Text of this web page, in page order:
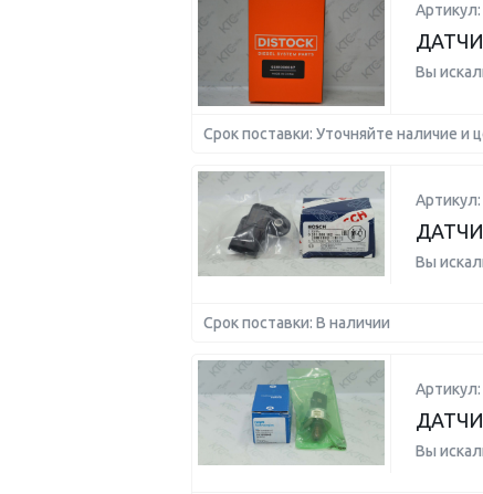
Артикул:
Вы
Срок поставки: Уточняйте наличие и
Артикул:
Вы
Срок поставки: В наличии
Артикул:
Вы